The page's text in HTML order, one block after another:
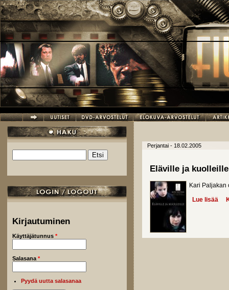
Hyppää pääsisältöön
Hakulomake
Kirjautuminen
Käyttäjätunnus *
Salasana *
Pyydä uutta salasanaa
Perjantai - 18.02.2005
Eläville ja kuolleille
Kari
Lue lisää